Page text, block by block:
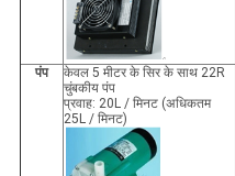
पंप
केवल 5 मीटर के सिर के साथ 22R
चुंबकीय पंप
प्रवाह: 20L / मिनट (अधिकतम
25L / मिनट)